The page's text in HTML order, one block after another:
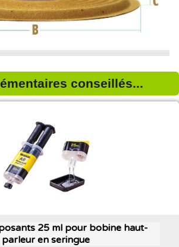
conseillés...
25 ml pour bobine haut-
parleur en seringue